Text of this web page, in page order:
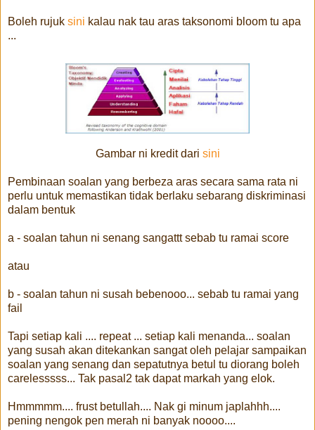
Boleh rujuk sini kalau nak tau aras taksonomi bloom tu apa
...
Gambar ni kredit dari sini
Pembinaan soalan yang berbeza aras secara sama rata ni
perlu untuk memastikan tidak berlaku sebarang diskriminasi
dalam bentuk
a - soalan tahun ni senang sangattt sebab tu ramai score
atau
b - soalan tahun ni susah bebenooo... sebab tu ramai yang
fail
Tapi setiap kali .... repeat ... setiap kali menanda... soalan
yang susah akan ditekankan sangat oleh pelajar sampaikan
soalan yang senang dan sepatutnya betul tu diorang boleh
carelesssss... Tak pasal2 tak dapat markah yang elok.
Hmmmmm.... frust betullah.... Nak gi minum japlahhh....
pening nengok pen merah ni banyak noooo....